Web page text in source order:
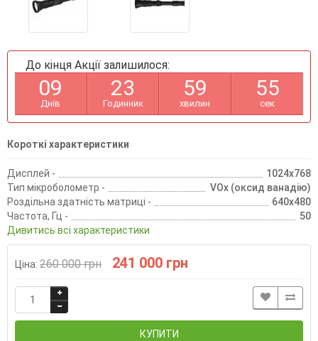
До кінця Акції залишилося:
09
Днів
23
Годинник
59
хвилин
55
сек
Короткі характеристики
Дисплей -
1024х768
Тип мікроболометр -
VOx (оксид ванадію)
Роздільна здатність матриці -
640x480
Частота, Гц -
50
Дивитись всі характеристики
Ціна: 260 000 грн 241 000 грн
КУПИТИ